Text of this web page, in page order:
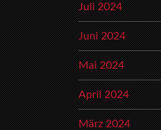
Juli 2024
Juni 2024
Mai 2024
April 2024
März 2024